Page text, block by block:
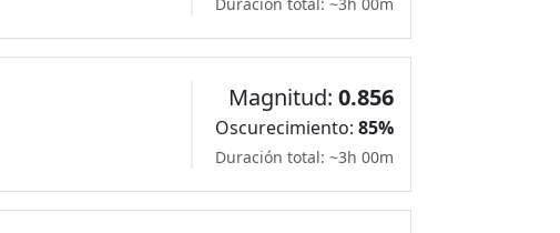
Magnitud: 0.856
Oscurecimiento: 85%
Duración total: ~3h 00m